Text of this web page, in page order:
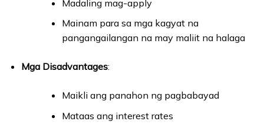
Madaling mag-apply
Mainam para sa mga kagyat na
pangangailangan na may maliit na halaga
Mga Disadvantages:
Maikli ang panahon ng pagbabayad
Mataas ang interest rates